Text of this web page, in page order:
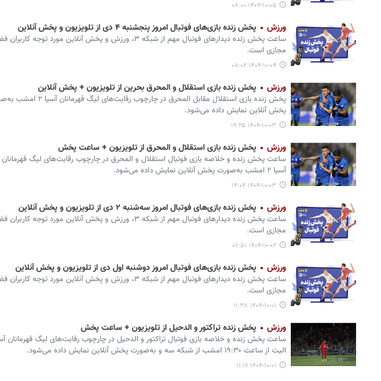
۱۴۰۴-۱۰-۰۵ ۰۸:۰۰
ورزش پخش زنده بازی‌های فوتبال امروز پنجشنبه ۴ دی از تلویزیون و پخش آنلاین
ساعت پخش زنده دیدارهای فوتبال مهم از شبکه ۳، ورزش و پخش آنلاین مورد توجه
مجازی است.
۱۴۰۴-۱۰-۰۴ ۰۸:۰۲
ورزش پخش زنده بازی استقلال و المحرق بحرین از تلویزیون + پخش آنلاین
پخش زنده بازی استقلال مقابل المحرق در چارچوب رقابت‌های لیگ
پخش آنلاین نمایش داده می‌شود.
۱۴۰۴-۱۰-۰۳ ۱۹:۲۵
ورزش پخش زنده بازی استقلال و المحرق از تلویزیون + ساعت پخش
ساعت پخش زنده و خلاصه بازی فوتبال استقلال و المحرق در چارچوب رقابت‌های لیگ قهرمانان
آسیا ۲ امشب به‌صورت پخش آنلاین نمایش داده می‌شود.
۱۴۰۴-۱۰-۰۳ ۱۴:۰۴
ورزش پخش زنده بازی‌های فوتبال امروز سه‌شنبه ۲ دی از تلویزیون و پخش آنلاین
ساعت پخش زنده دیدارهای فوتبال مهم از شبکه ۳، ورزش و پخش آنلاین مورد توجه
مجازی است.
۱۴۰۴-۱۰-۰۲ ۰۷:۵۱
ورزش پخش زنده بازی‌های فوتبال امروز دوشنبه اول دی از تلویزیون و پخش آنلاین
ساعت پخش زنده دیدارهای فوتبال مهم از شبکه ۳، ورزش و پخش آنلاین مورد توجه
مجازی است.
۱۴۰۴-۱۰-۰۱ ۱۱:۳۸
ورزش پخش زنده تراکتور و الدحیل از تلویزیون + ساعت پخش
ساعت پخش زنده و خلاصه بازی فوتبال تراکتور و الدحیل در چارچوب رقابت‌های لیگ قهرمانان
الیت از ساعت ۱۹:۳۰ امشب از شبکه سه و به‌صورت پخش آنلاین نمایش داده می‌شود.
۱۴۰۴-۱۰-۰۱ ۱۱:۱۶